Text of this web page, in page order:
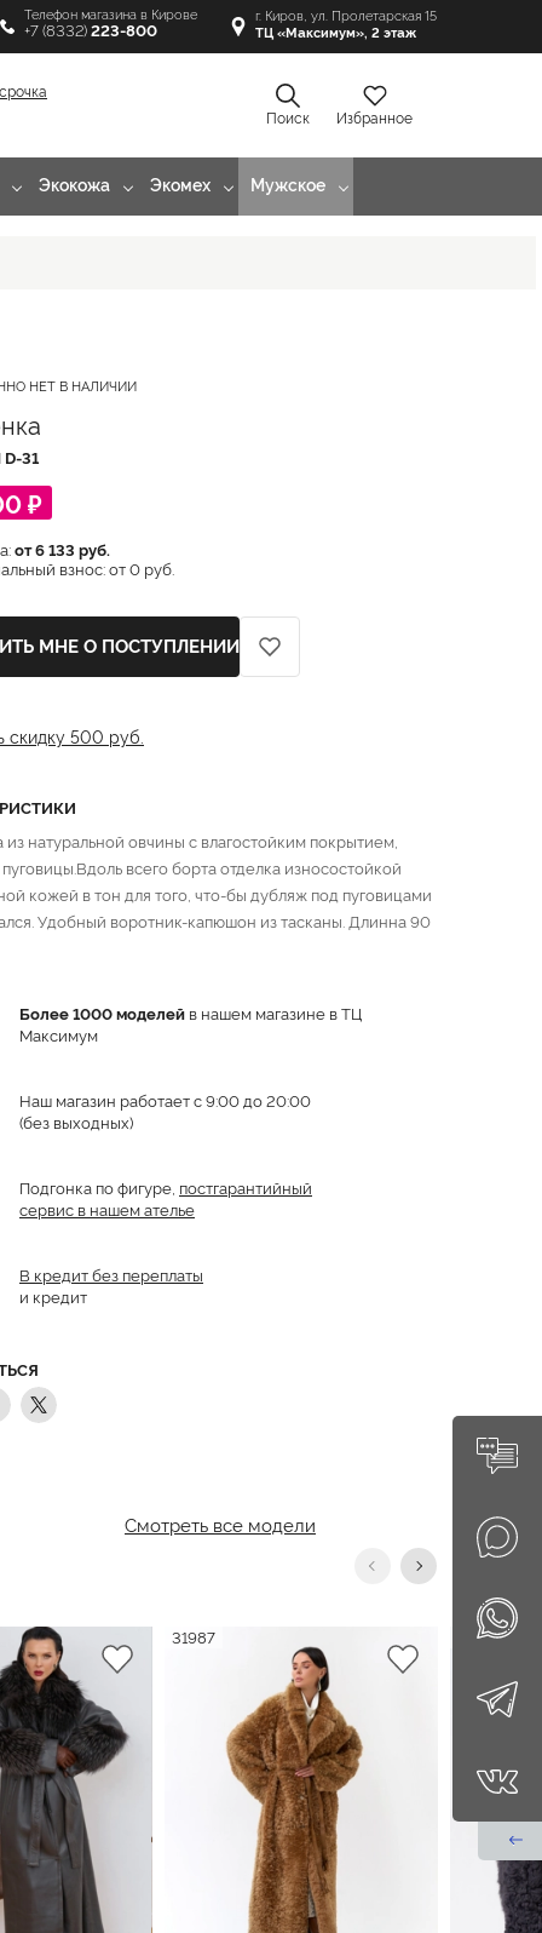
Телефон магазина в Кирове
+7 (8332) 223-800
г. Киров, ул. Пролетарская 15
ТЦ «Максимум», 2 этаж
Поиск Избранное
Экокожа Экомех Мужское
НЕТ В НАЛИЧИИ
D-31
₽
от 6 133 руб.
взнос: от 0 руб.
МНЕ О ПОСТУПЛЕНИИ
скидку 500 руб.
из натуральной овчины с влагостойким покрытием,
всего борта отделка износостойкой
кожей в тон для того, что-бы дубляж под пуговицами
Удобный воротник-капюшон из тасканы. Длинна 90
Более 1000 моделей в нашем магазине в ТЦ
Максимум
Наш магазин работает с 9:00 до 20:00
(без выходных)
Подгонка по фигуре, постгарантийный
сервис в нашем ателье
В кредит без переплаты
и кредит
Смотреть все модели
31987 31617